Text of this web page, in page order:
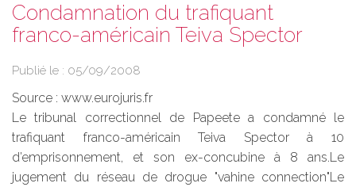
Condamnation du trafiquant
franco-américain Teiva Spector
Publié le : 05/09/2008
Source : www.eurojuris.fr
Le tribunal correctionnel de Papeete a condamné le
trafiquant franco-américain Teiva Spector à 10
d’emprisonnement, et son ex-concubine à 8 ans.Le
jugement du réseau de drogue "vahine connection"Le